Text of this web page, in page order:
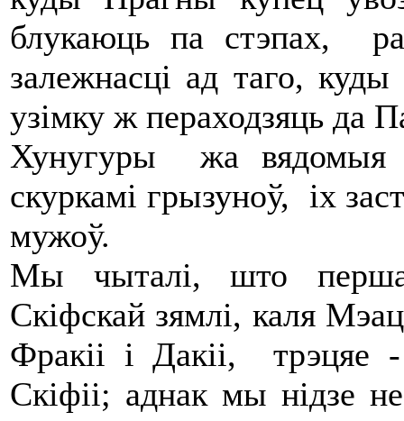
блукаюць па стэпах,
залежнасці ад таго,
узімку ж пераходзяць да
Хунугуры жа вядомыя
скуркамі грызуноў, іх
мужоў.
Мы чыталі, што
Скіфскай зямлі, каля
Фракіі і Дакіі, трэцяе
Скіфіі; аднак мы нідзе